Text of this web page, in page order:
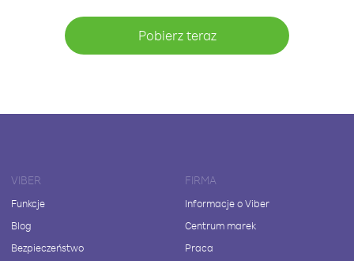
Pobierz teraz
VIBER
Funkcje
Blog
Bezpieczeństwo
FIRMA
Informacje o Viber
Centrum marek
Praca